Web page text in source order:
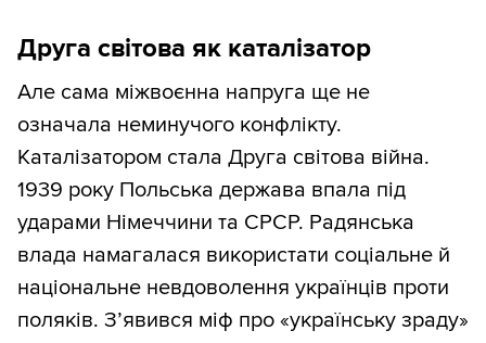
Друга світова як каталізатор
Але сама міжвоєнна напруга ще не
означала неминучого конфлікту.
Каталізатором стала Друга світова війна.
1939 року Польська держава впала під
ударами Німеччини та СРСР. Радянська
влада намагалася використати соціальне й
національне невдоволення українців проти
поляків. З’явився міф про «українську зраду»